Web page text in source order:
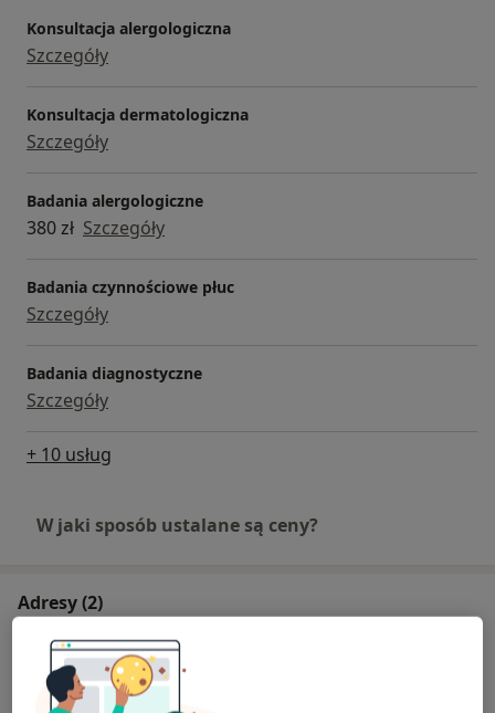
Konsultacja alergologiczna
Szczegóły
Konsultacja dermatologiczna
Szczegóły
Badania alergologiczne
380 zł Szczegóły
Badania czynnościowe płuc
Szczegóły
Badania diagnostyczne
Szczegóły
+ 10 usług
W jaki sposób ustalane są ceny?
Adresy (2)
Adres 1 Adres 2